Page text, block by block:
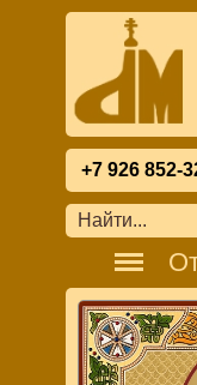
+7 926 852-